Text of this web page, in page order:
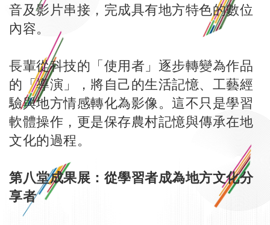
音及影片串接，完成具有地方特色的數位
內容。
長輩從科技的「使用者」逐步轉變為作品
的「導演」，將自己的生活記憶、工藝經
驗與地方情感轉化為影像。這不只是學習
軟體操作，更是保存農村記憶與傳承在地
文化的過程。
第八堂成果展：從學習者成為地方文化分
享者